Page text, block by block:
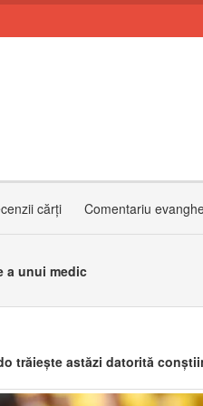
cărți Comentariu
a unui medic
trăiește astăzi datorită